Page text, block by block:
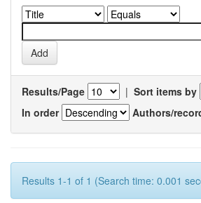
Results/Page | Sort items by
In order
Authors/
Results 1-1 of 1 (Search time: 0.001